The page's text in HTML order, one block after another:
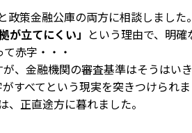
策金融公庫の両方に相談しました。
が立てにくい」 という理由で、明確
赤字・・・
、金融機関の審査基準はそうはいき
すべてという現実を突きつけられま
、正直途方に暮れました。